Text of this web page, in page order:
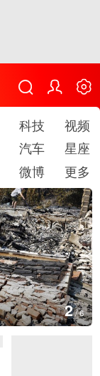
科技
视频
汽车
星座
微博 更多
2/6